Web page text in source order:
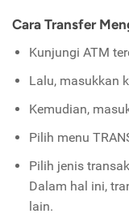
Cara Transfer
Kunjungi ATM
Lalu, masukkan
Kemudian,
Pilih menu
Pilih jenis
Dalam hal ini,
lain.